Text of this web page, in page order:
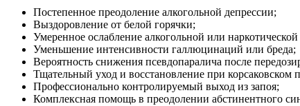
Постепенное преодоление алкогольной депрессии;
Выздоровление от белой горячки;
Умеренное ослабление алкогольной или
Уменьшение интенсивности галлюцинаций или бреда;
Вероятность снижения псевдопаралича после
Тщательный уход и восстановление при корсаковском
Профессионально контролируемый выход из запоя;
Комплексная помощь в преодолении абстинентного